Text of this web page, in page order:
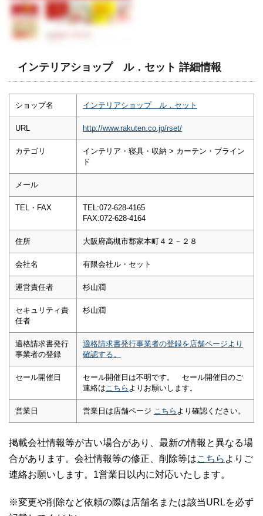
インテリアショップ ル．セット 詳細情報
ショップ名 インテリアショップ ル．セット
URL http://www.rakuten.co.jp/rset/
カテゴリ
インテリア・寝具・収納 > カーテン・ブライン
ド
メール
TEL・FAX
TEL:072-628-4165
FAX:072-628-4164
住所 大阪府高槻市郡家本町４２－２８
会社名 有限会社ル・セット
運営責任者 杉山潤
セキュリティ責
任者
杉山潤
適格請求書発行
事業者の登録
適格請求書発行事業者の登録を店舗ページより
確認する。
セール開催日
セール開催日は不明です。 セール開催日のご
連絡は こちら よりお願いします。
営業日 営業日は店舗ページ こちら より確認ください。
掲載会社情報等が古い場合があり、最新の情報と異なる場
合があります。会社情報等の修正、削除等はこちら よりご
連絡お願いします。1営業日以内に対応いたします。
※変更や削除など依頼の際は店舗名または該当URLを必ず